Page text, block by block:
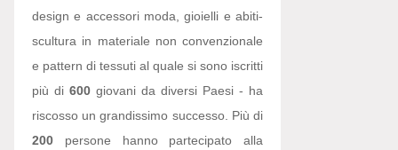
design e accessori moda, gioielli e abiti-
scultura in materiale non convenzionale
e pattern di tessuti al quale si sono iscritti
più di 600 giovani da diversi Paesi - ha
riscosso un grandissimo successo. Più di
200 persone hanno partecipato alla